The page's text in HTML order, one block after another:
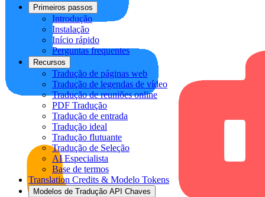
Primeiros passos
Introdução
Instalação
Início rápido
Perguntas frequentes
Recursos
Tradução de páginas web
Tradução de legendas de vídeo
Tradução de reuniões online
PDF Tradução
Tradução de entrada
Tradução ideal
Tradução flutuante
Tradução de Seleção
AI Especialista
Base de termos
Translation Credits & Modelo Tokens
Modelos de Tradução API Chaves